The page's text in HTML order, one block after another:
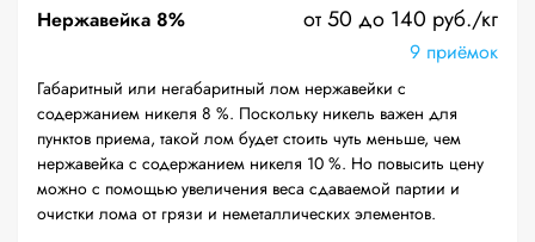
Нержавейка 8% от 50 до 140 руб./кг
9 приёмок
Габаритный или негабаритный лом нержавейки с
содержанием никеля 8 %. Поскольку никель важен для
пунктов приема, такой лом будет стоить чуть меньше, чем
нержавейка с содержанием никеля 10 %. Но повысить цену
можно с помощью увеличения веса сдаваемой партии и
очистки лома от грязи и неметаллических элементов.